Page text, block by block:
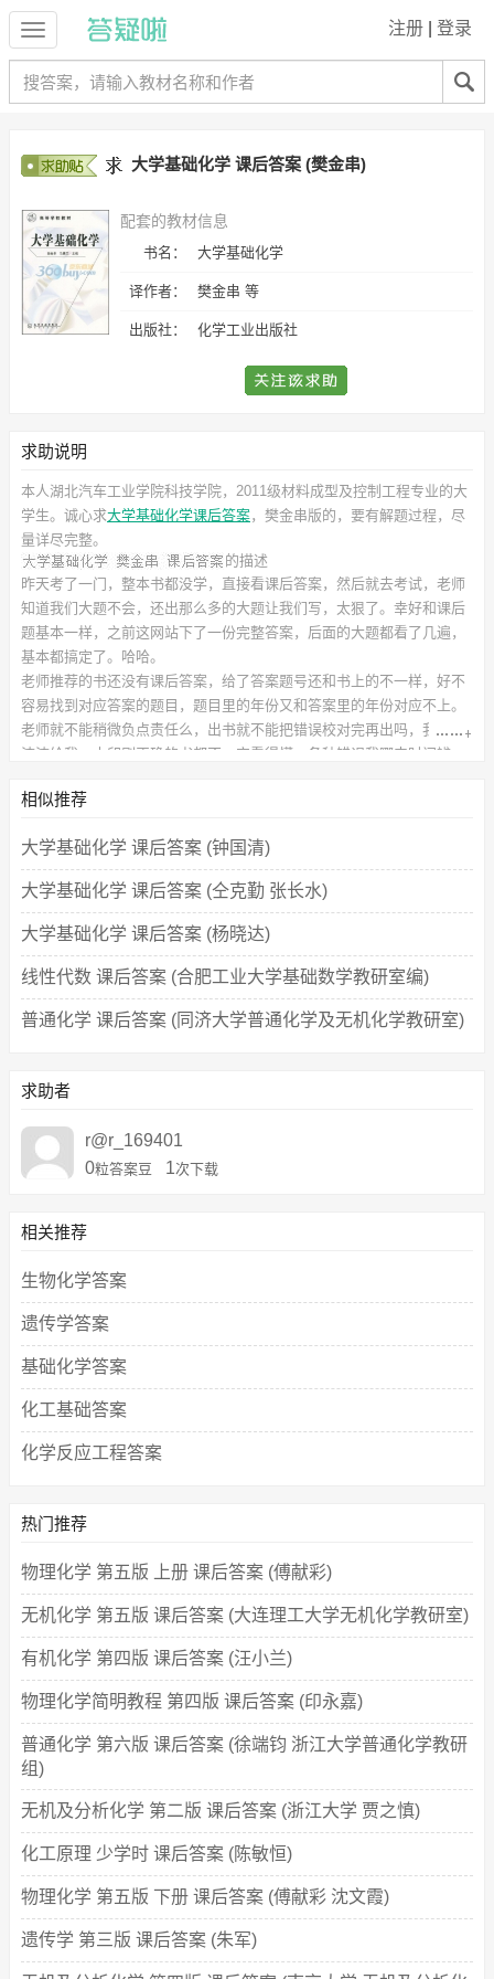
注册 登录
大学基础化学 课后答案 (樊金串)
配套的教材信息
书名： 大学基础化学
译作者： 樊金串 等
出版社： 化学工业出版社
求助说明
本人湖北汽车工业学院科技学院，2011级材料成型及控制工程专业的大
学生。诚心求大学基础化学课后答案，樊金串版的，要有解题过程，尽
量详尽完整。
的描述
昨天考了一门，整本书都没学，直接看课后答案，然后就去考试，老师
知道我们大题不会，还出那么多的大题让我们写，太狠了。幸好和课后
题基本一样，之前这网站下了一份完整答案，后面的大题都看了几遍，
基本都搞定了。哈哈。
老师推荐的书还没有课后答案，给了答案题号还和书上的不一样，好不
容易找到对应答案的题目，题目里的年份又和答案里的年份对应不上。
老师就不能稍微负点责任么，出书就不能把错误校对完再出吗，我这种
渣渣给我一本印刷正确的书都不一定看得懂，各种错误我哪来时间辨
此课后习题答案
作者：樊金串 等
出版社：化学工业出版社
相似推荐
大学基础化学 课后答案 (钟国清)
大学基础化学 课后答案 (仝克勤 张长水)
大学基础化学 课后答案 (杨晓达)
线性代数 课后答案 (合肥工业大学基础数学教研室编)
普通化学 课后答案 (同济大学普通化学及无机化学教研室)
求助者
r@r_169401
0粒答案豆 1次下载
相关推荐
生物化学答案
遗传学答案
基础化学答案
化工基础答案
化学反应工程答案
热门推荐
物理化学 第五版 上册 课后答案 (傅献彩)
无机化学 第五版 课后答案 (大连理工大学无机化学教研室)
有机化学 第四版 课后答案 (汪小兰)
物理化学简明教程 第四版 课后答案 (印永嘉)
普通化学 第六版 课后答案 (徐端钧 浙江大学普通化学教研
组)
无机及分析化学 第二版 课后答案 (浙江大学 贾之慎)
化工原理 少学时 课后答案 (陈敏恒)
物理化学 第五版 下册 课后答案 (傅献彩 沈文霞)
遗传学 第三版 课后答案 (朱军)